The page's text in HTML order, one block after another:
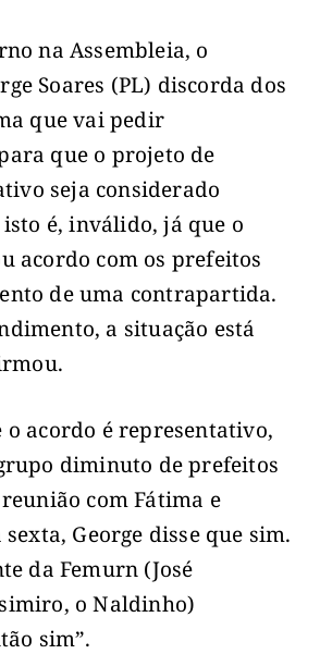
na Assembleia, o
Soares (PL) discorda dos
que vai pedir
que o projeto de
seja considerado
é, inválido, já que o
acordo com os prefeitos
de uma contrapartida.
a situação está
o acordo é representativo,
diminuto de prefeitos
com Fátima e
George disse que sim.
da Femurn (José
o Naldinho)
sim”.